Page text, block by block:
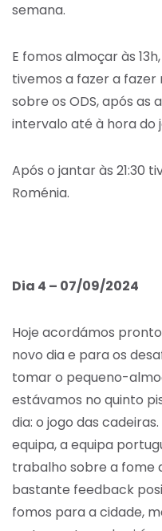
semana.
E fomos almoçar às
tivemos a fazer a fazer
sobre os ODS, após as
intervalo até à hora do
Após o jantar às 21:30
Roménia.
Dia 4 – 07/09/2024
Hoje acordámos
novo dia e para os
tomar o pequeno-
estávamos no quinto
dia: o jogo das
equipa, a equipa
trabalho sobre a fome
bastante feedback
fomos para a cidade,